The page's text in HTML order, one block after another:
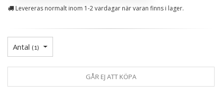
Levereras normalt inom 1-2 vardagar när varan finns i lager.
Antal (1)
GÅR EJ ATT KÖPA